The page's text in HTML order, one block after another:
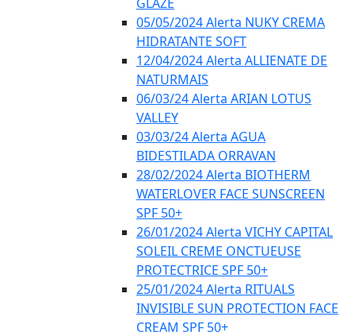
05/05/2024 Alerta NUKY CREMA
HIDRATANTE SOFT
12/04/2024 Alerta ALLIENATE DE
NATURMAIS
06/03/24 Alerta ARIAN LOTUS
VALLEY
03/03/24 Alerta AGUA
BIDESTILADA ORRAVAN
28/02/2024 Alerta BIOTHERM
WATERLOVER FACE SUNSCREEN
SPF 50+
26/01/2024 Alerta VICHY CAPITAL
SOLEIL CREME ONCTUEUSE
PROTECTRICE SPF 50+
25/01/2024 Alerta RITUALS
INVISIBLE SUN PROTECTION FACE
CREAM SPF 50+